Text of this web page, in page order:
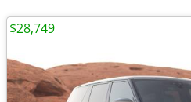
$28,749